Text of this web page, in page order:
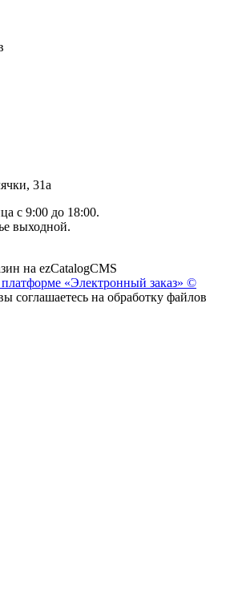
31а
с 9:00 до 18:00.
выходной.
на ezCatalogCMS
«Электронный заказ» ©
соглашаетесь на обработку файлов